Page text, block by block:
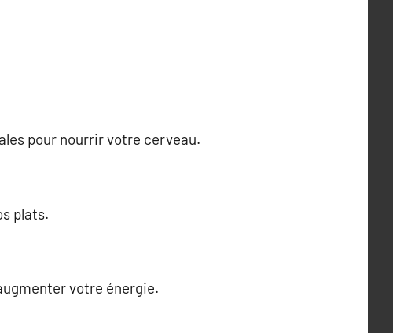
pour nourrir votre cerveau.
plats.
votre énergie.